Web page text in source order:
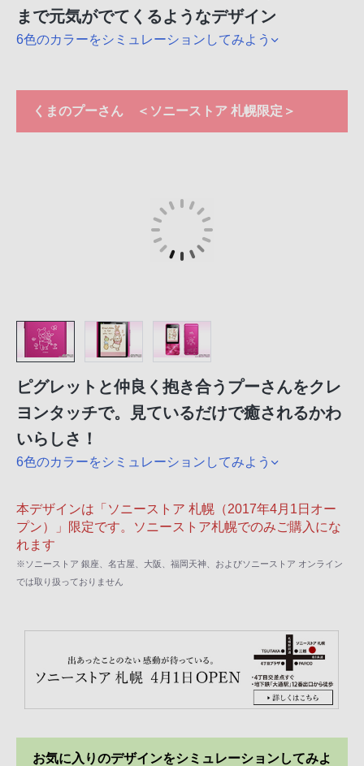
まで元気がでてくるようなデザイン
6色のカラーをシミュレーションしてみよう
くまのプーさん ＜ソニーストア 札幌限定＞
ピグレットと仲良く抱き合うプーさんをクレ
ヨンタッチで。見ているだけで癒されるかわ
いらしさ！
6色のカラーをシミュレーションしてみよう
本デザインは「ソニーストア 札幌（2017年4月1日オー
プン）」限定です。ソニーストア札幌でのみご購入にな
れます
※ソニーストア 銀座、名古屋、大阪、福岡天神、およびソニーストア オンライン
では取り扱っておりません
お気に入りのデザインをシミュレーションしてみよ